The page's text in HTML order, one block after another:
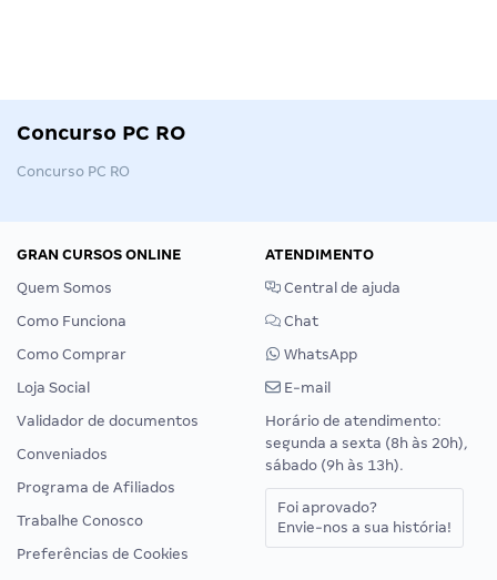
Concurso PC RO
Concurso PC RO
GRAN CURSOS ONLINE
Quem Somos
Como Funciona
Como Comprar
Loja Social
Validador de documentos
Conveniados
Programa de Afiliados
Trabalhe Conosco
Preferências de Cookies
ATENDIMENTO
Central de ajuda
Chat
WhatsApp
E-mail
Horário de atendimento:
segunda a sexta (8h às 20h),
sábado (9h às 13h).
Foi aprovado?
Envie-nos a sua história!